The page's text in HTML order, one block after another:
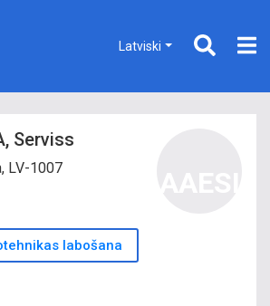
Latviski
Serviss
LV-1007
labošana